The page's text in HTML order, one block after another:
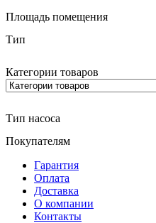
Площадь помещения
Тип
Категории товаров
Тип насоса
Покупателям
Гарантия
Оплата
Доставка
О компании
Контакты